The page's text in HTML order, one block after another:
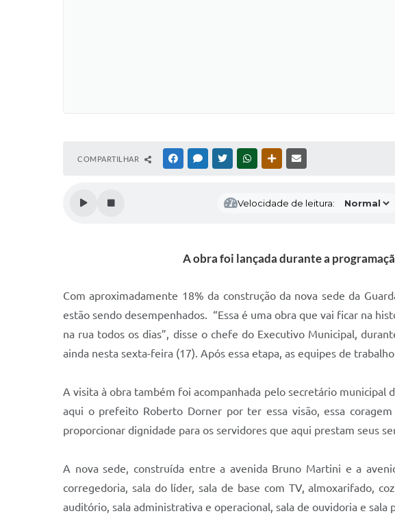
COMPARTILHAR FACEBOOKMESSENGER
TWITTERWHATSAPPOUTRAS MÍDIAS
Velocidade de leitura:
A obra foi lançada durante a
Com aproximadamente 18% da construção da nova sede da
estão sendo desempenhados. “Essa é uma obra que vai ficar na
na rua todos os dias”, disse o chefe do Executivo Municipal,
ainda nesta sexta-feira (17). Após essa etapa, as equipes de
A visita à obra também foi acompanhada pelo secretário municipal
aqui o prefeito Roberto Dorner por ter essa visão, essa
proporcionar dignidade para os servidores que aqui prestam seus
A nova sede, construída entre a avenida Bruno Martini e a
corregedoria, sala do líder, sala de base com TV, almoxarifado,
auditório, sala administrativa e operacional, sala de ouvidoria e sala